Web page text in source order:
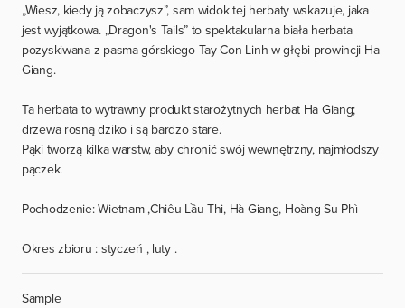
„Wiesz, kiedy ją zobaczysz”, sam widok tej herbaty wskazuje, jaka
jest wyjątkowa. „Dragon's Tails” to spektakularna biała herbata
pozyskiwana z pasma górskiego Tay Con Linh w głębi prowincji Ha
Giang.
Ta herbata to wytrawny produkt starożytnych herbat Ha Giang;
drzewa rosną dziko i są bardzo stare.
Pąki tworzą kilka warstw, aby chronić swój wewnętrzny, najmłodszy
pączek.
Pochodzenie: Wietnam ,Chiêu Lầu Thi, Hà Giang, Hoàng Su Phì
Okres zbioru : styczeń , luty .
Sample